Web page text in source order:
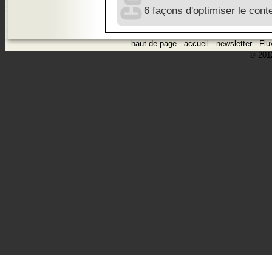
6 façons d'optimiser le
haut de page.accueil.newsletter.
©